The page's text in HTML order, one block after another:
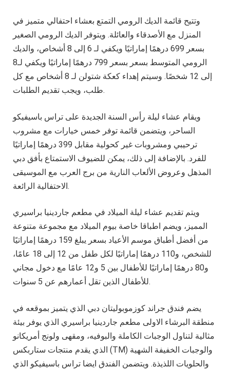
وتتيح قائمة الديك الرومي التمتع بعشاء احتفالي متميز في
المنزل مع الأصدقاء والعائلة. ويتوفر الديك الرومي الصغير
بسعر 699 درهمًا إماراتيًا ويكفي لـ 6 إلى 8 أشخاص، والديك
الرومي المتوسط بسعر بسعر 799 درهمًا إماراتيًا ويكفي لـ8
إلى 12 شخصًا. وسيتم إهداء كعكة شتولن لـ 8 أشخاص مع كل
طلب، ويجب تقديم الطلبات.
ويقام عشاء ليلة رأس السنة الجديدة على تراس باسيفيكو
الساحر، ويتضمن قائمة توفر خمس خيارات مع مشروب
ترحيبي ومشروبات غير كحولية مقابل 399 درهمًا إماراتيًا
للفرد. بالإضافة إلى ذلك، يمكن للضيوف الاستمتاع بأفق دبي
المذهل وعروض الألعاب النارية من برج العرب مع الموسيقى
الاحتفالية الرائعة.
ويتم تقديم عشاء ليلة الميلاد في مطعم جاردينيا براسيري
المميز، ويضم اطباقا خاصة بيوم الميلاد مع مجموعة متنوعة
من أفضل أطباق موسم الأعياد بسعر يبلغ 159 درهمًا إماراتيًا
للشخص، و110 درهمًا إماراتيًا لكل طفل من 12 إلى 18 عامًا،
و80 درهمًا إماراتيًا للأطفال بين 5 و12 عامًا مع دخول مجاني
للأطفال الذين تقل أعمارهم عن 5 سنوات.
يضم فندق جراند كوزموبوليتان دبي الذي يتميز بموقعه في
منطقة البرشاء الاولى مطعم جاردينيا براسيري الذي يوفر بيئة
مثالية لتناول الوجبات الكاملة والبوفيه، ومقهى ولونج أمريكانو
الذي يقدم منتجات ستاربكس (TM) والوجبات الخفيفة الشهية
والحلويات اللذيذة. ويتضمن الفندق ايضا تراس باسيفيكو الذي